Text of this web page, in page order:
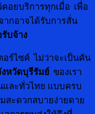
อยบริการทุกเมื่อ เพื่อ
ากอาจได้รับการสั่น
บจ้าง
ร์ไซค์ ไม่ว่าจะเป็นคัน
งหวัดบุรีรัมย์ ของเรา
ละทั่วไทย แบบครบ
สะดวกสบายง่ายดาย